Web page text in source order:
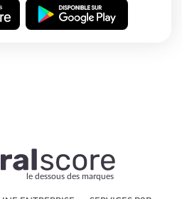
le dessous des marques